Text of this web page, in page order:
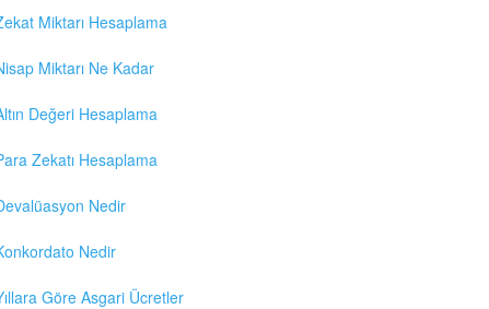
Miktarı Hesaplama
Miktarı Ne Kadar
Değeri Hesaplama
Zekatı Hesaplama
Nedir
Nedir
Göre Asgari Ücretler